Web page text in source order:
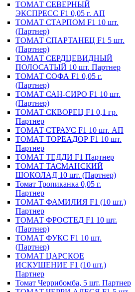
ТОМАТ СЕВЕРНЫЙ
ЭКСПРЕСС F1 0,05 г. АП
ТОМАТ СТАРПОМ F1 10 шт.
(Партнер)
ТОМАТ СПАРТАНЕЦ F1 5 шт.
(Партнер)
ТОМАТ СЕРДЦЕВИДНЫЙ
ПОЛОСАТЫЙ 10 шт. Партнер
ТОМАТ СОФА F1 0,05 г.
(Партнер)
ТОМАТ САН-СИРО F1 10 шт.
(Партнер)
ТОМАТ СКВОРЕЦ F1 0,1 гр.
Партнер
ТОМАТ СТРАУС F1 10 шт. АП
ТОМАТ ТОРЕАДОР F1 10 шт.
Партнер
ТОМАТ ТЕДДИ F1 Партнер
ТОМАТ ТАСМАНСКИЙ
ШОКОЛАД 10 шт. (Партнер)
Томат Тропиканка 0,05 г.
Партнер
ТОМАТ ФАМИЛИЯ F1 (10 шт.)
Партнер
ТОМАТ ФРОСТЕД F1 10 шт.
(Партнер)
ТОМАТ ФУКС F1 10 шт.
(Партнер)
ТОМАТ ЦАРСКОЕ
ИСКУШЕНИЕ F1 (10 шт.)
Партнер
Томат Черрибомба, 5 шт. Партнер